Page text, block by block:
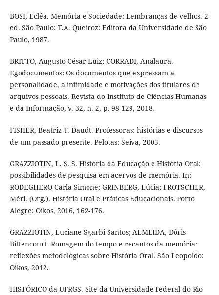
BOSI, Ecléa. Memória e Sociedade: Lembranças de velhos. 2
ed. São Paulo: T.A. Queiroz: Editora da Universidade de São
Paulo, 1987.
BRITTO, Augusto César Luiz; CORRADI, Analaura.
Egodocumentos: Os documentos que expressam a
personalidade, a intimidade e motivações dos titulares de
arquivos pessoais. Revista do Instituto de Ciências Humanas
e da Informação, v. 32, n. 2, p. 98-129, 2018.
FISHER, Beatriz T. Daudt. Professoras: histórias e discursos
de um passado presente. Pelotas: Seiva, 2005.
GRAZZIOTIN, L. S. S. História da Educação e História Oral:
possibilidades de pesquisa em acervos de memória. In:
RODEGHERO Carla Simone; GRINBERG, Lúcia; FROTSCHER,
Méri. (Org.). História Oral e Práticas Educacionais. Porto
Alegre: Oikos, 2016, 162-176.
GRAZZIOTIN, Luciane Sgarbi Santos; ALMEIDA, Dóris
Bittencourt. Romagem do tempo e recantos da memória:
reflexões metodológicas sobre História Oral. São Leopoldo:
Oikos, 2012.
HISTÓRICO da UFRGS. Site da Universidade Federal do Rio